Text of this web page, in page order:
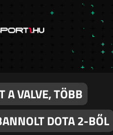
A VALVE, TÖBB
DOTA 2-BŐL